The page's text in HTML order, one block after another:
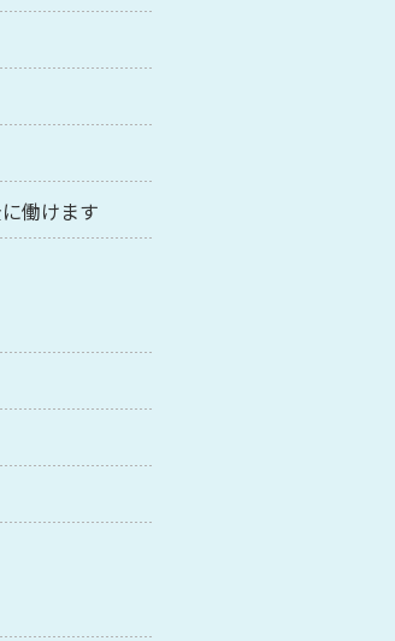
働けます